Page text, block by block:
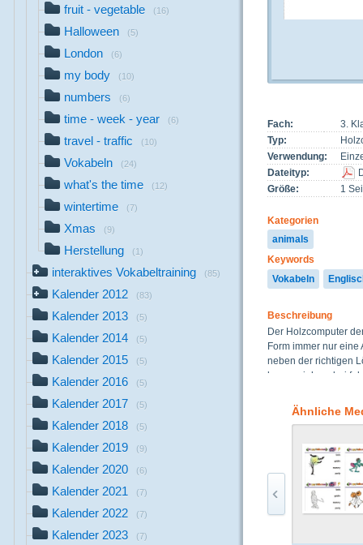
fruit - vegetable (16)
Halloween (5)
London (6)
my body (10)
numbers (6)
time - week - year (6)
travel - traffic (10)
Vokabeln (24)
what's the time (12)
wintertime (7)
Xmas (9)
Herstellung (1)
interaktives Vokabeltraining (85)
Kalender 2012 (83)
Kalender 2013 (5)
Kalender 2014 (5)
Kalender 2015 (5)
Kalender 2016 (5)
Kalender 2017 (5)
Kalender 2018 (5)
Kalender 2019 (9)
Kalender 2020 (6)
Kalender 2021 (7)
Kalender 2022 (7)
Kalender 2023 (7)
Fach:
3.
Typ:
Verwendung:
Dateityp:
Größe:
1
Kategorien
animals
Keywords
Vokabeln
Beschreibung
Der Holzcomputer
Form immer nur
neben der richtigen
herausziehen, bei
werden. Auf den
Ähnliche